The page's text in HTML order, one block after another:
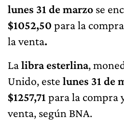
lunes 31 de marzo se
$1052,50 para la
la venta.
Lalibra esterlina,
Unido, este lunes 31 de
$1257,71 para la compra
venta, según BNA.